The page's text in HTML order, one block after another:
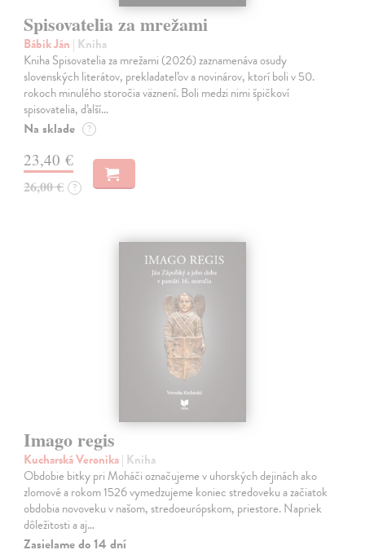
Spisovatelia za mrežami
Bábik Ján | Kniha
Kniha Spisovatelia za mrežami (2026) zaznamenáva osudy
slovenských literátov, prekladateľov a novinárov, ktorí boli v 50.
rokoch minulého storočia väznení. Boli medzi nimi špičkoví
spisovatelia, ďalší…
Na sklade ?
23,40 €
26,00 € ?
Imago regis
Kucharská Veronika| Kniha
Obdobie bitky pri Moháči označujeme v uhorských dejinách ako
zlomové a rokom 1526 vymedzujeme koniec stredoveku a začiatok
obdobia novoveku v našom, stredoeurópskom, priestore. Napriek
dôležitosti a aj…
Zasielame do 14 dní